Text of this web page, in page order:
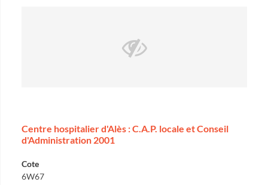
Centre hospitalier d'Alès : C.A.P. locale et Conseil
d'Administration 2001
Cote
6W67